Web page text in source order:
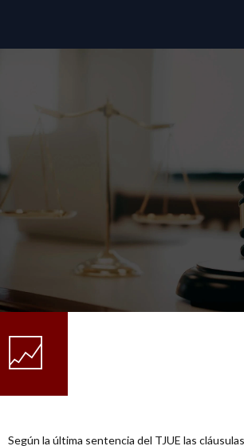
Según la última sentencia del TJUE las